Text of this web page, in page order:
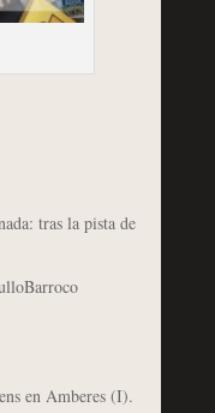
tras la pista de
en Amberes (I).